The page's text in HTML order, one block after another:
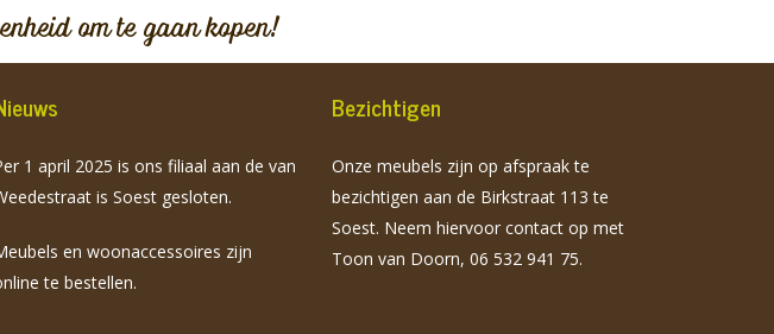
om te gaan kopen!
1 april 2025 is ons filiaal aan de van
is Soest gesloten.
en woonaccessoires zijn
te bestellen.
Bezichtigen
Onze meubels zijn op afspraak te
bezichtigen aan de Birkstraat 113 te
Soest. Neem hiervoor contact op met
Toon van Doorn, 06 532 941 75.